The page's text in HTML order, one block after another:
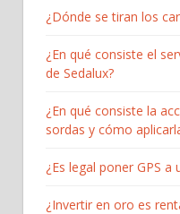
¿Dónde se tiran los
¿En qué consiste el
de Sedalux?
¿En qué consiste la
sordas y cómo
¿Es legal poner GPS a
¿Invertir en oro es